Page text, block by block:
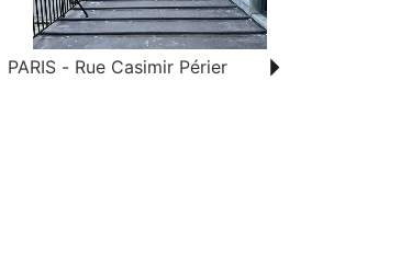
PARIS - Rue Casimir Périer